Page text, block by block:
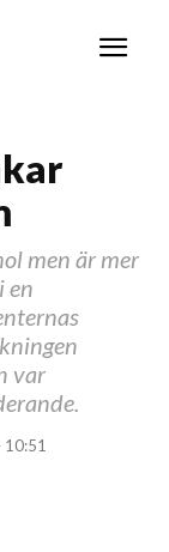
men är mer
en
var
10:51